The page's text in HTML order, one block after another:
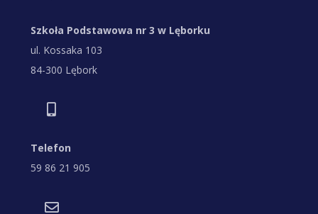
Szkoła Podstawowa nr 3 w Lęborku
ul. Kossaka 103
84-300 Lębork
Telefon
59 86 21 905